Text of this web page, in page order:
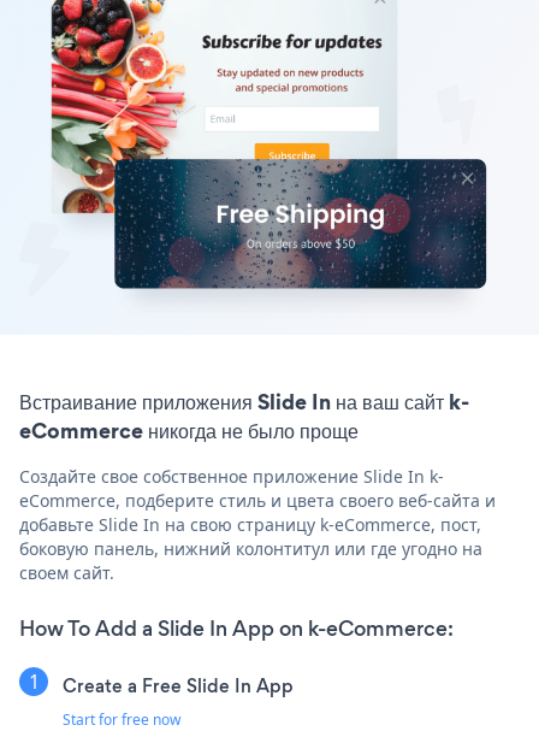
Встраивание приложения Slide In на ваш сайт k-
eCommerce никогда не было проще
Создайте свое собственное приложение Slide In k-
eCommerce, подберите стиль и цвета своего веб-сайта и
добавьте Slide In на свою страницу k-eCommerce, пост,
боковую панель, нижний колонтитул или где угодно на
своем сайт.
How To Add a Slide In App on k-eCommerce:
Create a Free Slide In App
Start for free now